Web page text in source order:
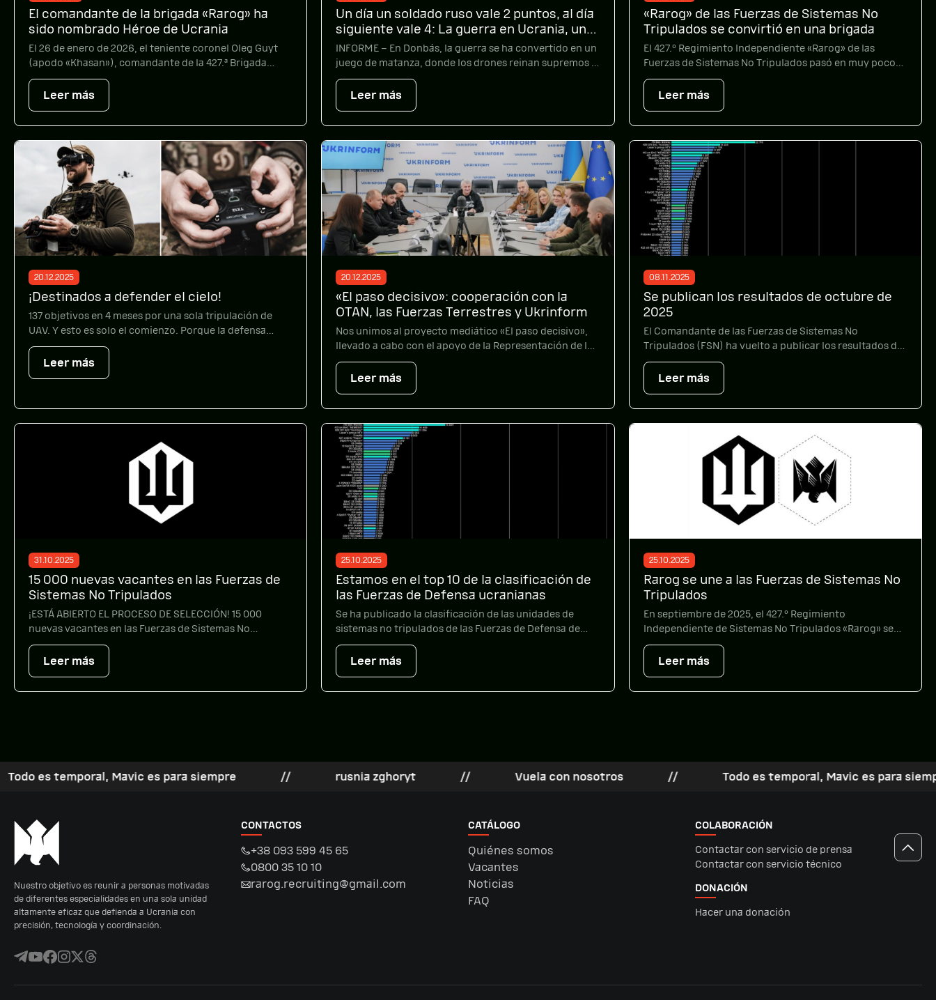
El comandante de la brigada «Rarog» ha
sido nombrado Héroe de Ucrania
El 26 de enero de 2026, el teniente coronel Oleg Guyt
(apodo «Khasan»), comandante de la 427.ª Brigada
Independiente de Sistemas No Tripulados «Rarog»,
recibió el título de «Héroe de Ucrania» y la Orden de la
Estrella de Oro. El galardón le fue otorgado por decreto
Leer más
Un día un soldado ruso vale 2 puntos, al día
siguiente vale 4: La guerra en Ucrania, un
videojuego mortal
INFORME – En Donbás, la guerra se ha convertido en un
juego de matanza, donde los drones reinan supremos y
cada soldado ruso muerto gana puntos. La carretera
que une la ciudad de Izyum con Kramatorsk está
protegida por redes antidrones debido a los constantes
Leer más
«Rarog» de las Fuerzas de Sistemas No
Tripulados se convirtió en una brigada
El 427.º Regimiento Independiente «Rarog» de las
Fuerzas de Sistemas No Tripulados pasó en muy poco
tiempo de ser una compañía a un batallón
independiente, y en menos de un año, de un regimiento
a una brigada. El motivo de este rápido crecimiento
Leer más
20.12.2025
¡Destinados a defender el cielo!
137 objetivos en 4 meses por una sola tripulación de
UAV. Y esto es solo el comienzo. Porque la defensa
aérea es un asunto serio. Mira nuestro nuevo video en
YouTube sobre el trabajo del equipo de interceptores
de drones. Nuestras redes sociales: Facebook →
https://x.com/RAROG24 […]
Leer más
20.12.2025
«El paso decisivo»: cooperación con la
OTAN, las Fuerzas Terrestres y Ukrinform
Nos unimos al proyecto mediático «El paso decisivo»,
llevado a cabo con el apoyo de la Representación de la
OTAN en Ucrania, el Mando de las Fuerzas Terrestres de
las Fuerzas Armadas de Ucrania y la agencia Ukrinform.
El objetivo del proyecto era mejorar las habilidades de
Leer más
08.11.2025
Se publican los resultados de octubre de
2025
El Comandante de las Fuerzas de Sistemas No
Tripulados (FSN) ha vuelto a publicar los resultados del
trabajo de las unidades de las FSN durante el mes. En
octubre de 2025, el 427.º Regimiento Independiente
«Rarog» volvió a ocupar el octavo lugar en cuanto al
Leer más
31.10.2025
15 000 nuevas vacantes en las Fuerzas de
Sistemas No Tripulados
¡ESTÁ ABIERTO EL PROCESO DE SELECCIÓN! 15 000
nuevas vacantes en las Fuerzas de Sistemas No
Tripulados (FSN). Las FSN representan el 2 % del total
de las fuerzas militares y causan el 35 % de todas las
bajas enemigas verificadas. Las FSN son un sistema que
Leer más
25.10.2025
Estamos en el top 10 de la clasificación de
las Fuerzas de Defensa ucranianas
Se ha publicado la clasificación de las unidades de
sistemas no tripulados de las Fuerzas de Defensa de
Ucrania para septiembre de 2025. El 427º Regimiento
Separado «Rarog» ocupa la 8ª posición en cuanto al
número de objetivos enemigos destruidos y dañados.
Leer más
25.10.2025
Rarog se une a las Fuerzas de Sistemas No
Tripulados
En septiembre de 2025, el 427.º Regimiento
Independiente de Sistemas No Tripulados «Rarog» se
unió a las Fuerzas de Sistemas No Tripulados (llamado
СБС en ucraniano). TSe trata de una rama
independiente de las Fuerzas Armadas de Ucrania,
Leer más
Mavic es para siempre // rusnia zghoryt // Vuela con nosotros // Todo es temporal, Mavic es para siempre
Nuestro objetivo es reunir a personas motivadas
de diferentes especialidades en una sola unidad
altamente eficaz que defienda a Ucrania con
precisión, tecnología y coordinación.
CONTACTOS
+38 093 599 45 65
0800 35 10 10
rarog.recruiting@gmail.com
CATÁLOGO
Quiénes somos
Vacantes
Noticias
FAQ
COLABORACIÓN
Contactar con servicio de prensa
Contactar con servicio técnico
DONACIÓN
Hacer una donación